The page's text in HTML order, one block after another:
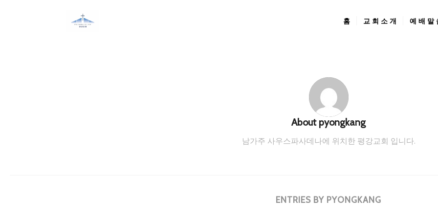
홈 교 회 소 개 예 배 말
About pyongkang
남가주 사우스파사데나에 위치한 평강교회 입니다.
ENTRIES BY PYONGKANG